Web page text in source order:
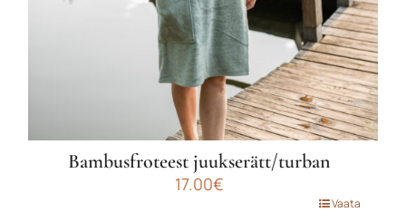
Bambusfroteest juukserätt/turban
17.00€
Vaata